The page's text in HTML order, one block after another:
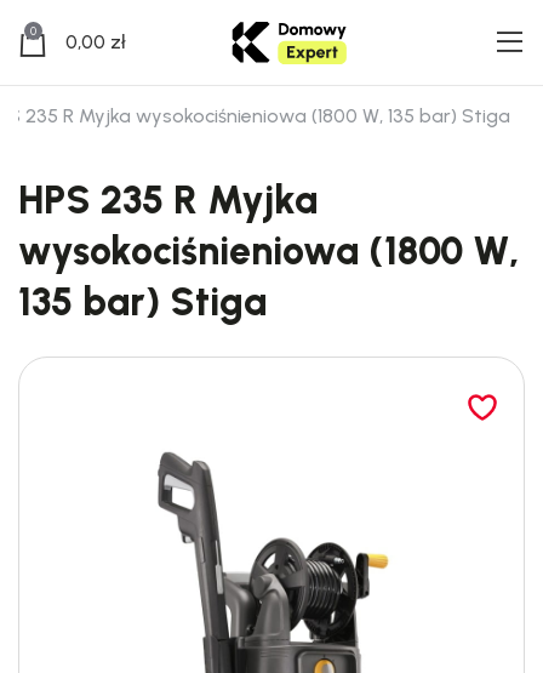
0 0,00 zł
235 R Myjka wysokociśnieniowa (1800 W, 135 bar) Stiga
HPS 235 R Myjka
wysokociśnieniowa (1800 W,
135 bar) Stiga